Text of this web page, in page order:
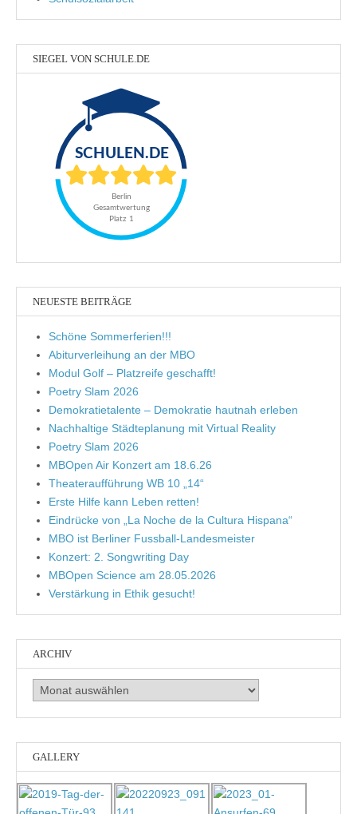
SIEGEL VON SCHULE.DE
NEUESTE BEITRÄGE
Schöne Sommerferien!!!
Abiturverleihung an der MBO
Modul Golf – Platzreife geschafft!
Poetry Slam 2026
Demokratietalente – Demokratie hautnah erleben
Nachhaltige Städteplanung mit Virtual Reality
Poetry Slam 2026
MBOpen Air Konzert am 18.6.26
Theateraufführung WB 10 „14“
Erste Hilfe kann Leben retten!
Eindrücke von „La Noche de la Cultura Hispana“
MBO ist Berliner Fussball-Landesmeister
Konzert: 2. Songwriting Day
MBOpen Science am 28.05.2026
Verstärkung in Ethik gesucht!
ARCHIV
Archiv
GALLERY